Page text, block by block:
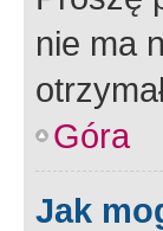
nie ma
Góra
Jak